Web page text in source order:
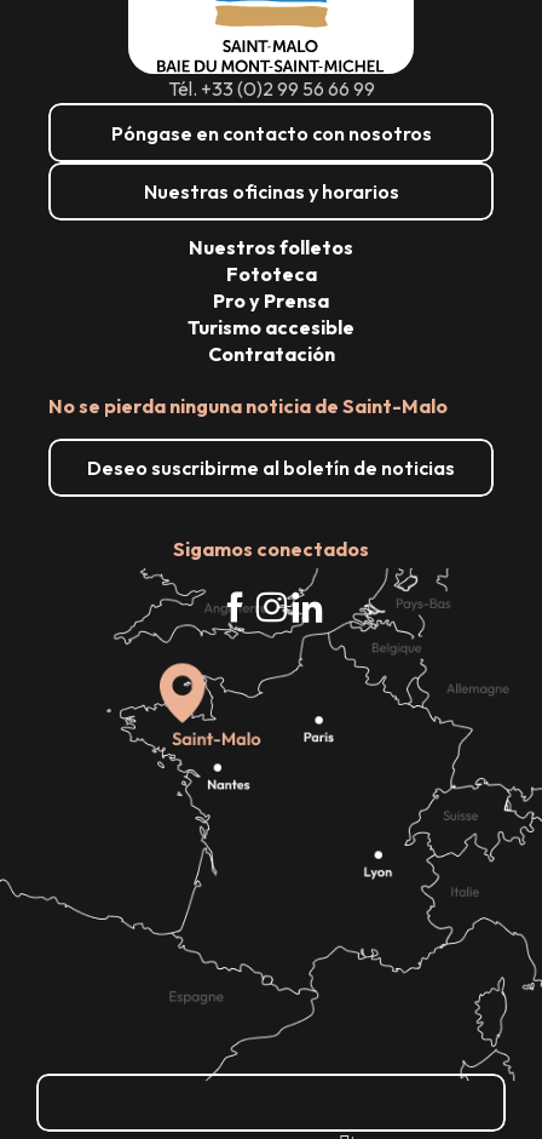
Tél. +33 (0)2 99 56 66 99
Póngase en contacto con nosotros
Nuestras oficinas y horarios
No se pierda ninguna noticia de Saint-Malo
Deseo suscribirme al boletín de noticias
Sigamos conectados
Nuestros folletos
Fototeca
Pro y Prensa
Turismo accesible
Contratación